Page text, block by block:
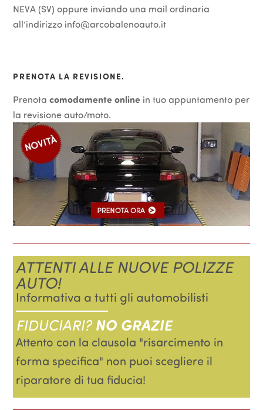
NEVA (SV) oppure inviando una mail ordinaria
all’indirizzo info@arcobalenoauto.it
PRENOTA LA REVISIONE.
Prenotacomodamente online in tuo appuntamento per
la revisione auto/moto.
ATTENTI ALLE NUOVE POLIZZE
AUTO!
Informativa a tutti gli automobilisti
FIDUCIARI?NO GRAZIE
Attento con la clausola "risarcimento in
forma specifica" non puoi scegliere il
riparatore di tua fiducia!